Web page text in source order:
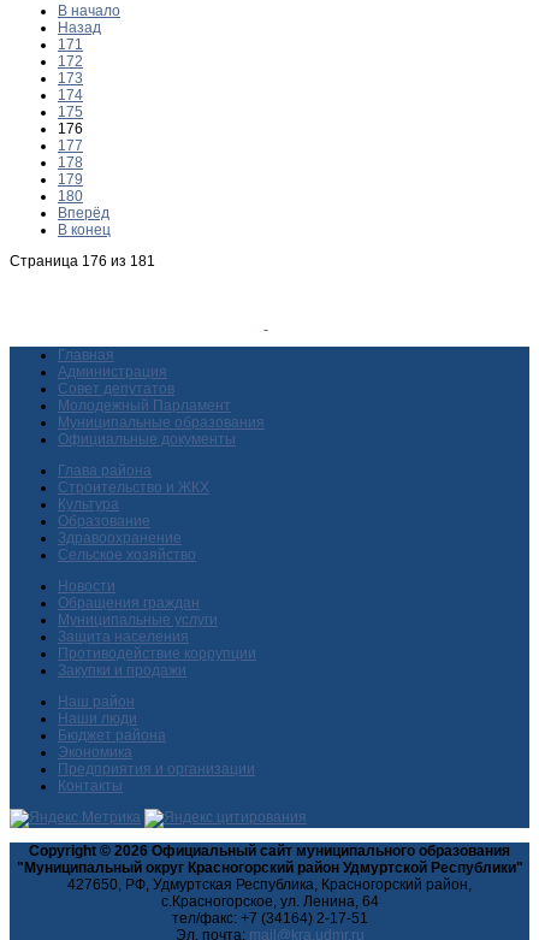
В начало
Назад
171
172
173
174
175
176
177
178
179
180
Вперёд
В конец
Страница 176 из 181
Главная
Администрация
Совет депутатов
Молодежный Парламент
Муниципальные образования
Официальные документы
Глава района
Строительство и ЖКХ
Культура
Образование
Здравоохранение
Сельское хозяйство
Новости
Обращения граждан
Муниципальные услуги
Защита населения
Противодействие коррупции
Закупки и продажи
Наш район
Наши люди
Бюджет района
Экономика
Предприятия и организации
Контакты
Copyright © 2026 Официальный сайт муниципального образования
"Муниципальный округ Красногорский район Удмуртской Республики"
427650, РФ, Удмуртская Республика, Красногорский район,
с.Красногорское, ул. Ленина, 64
тел/факс: +7 (34164) 2-17-51
Эл. почта: